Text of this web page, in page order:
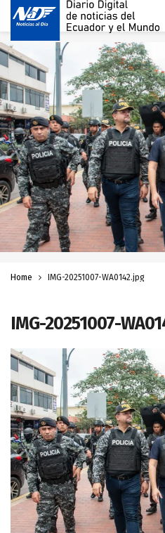
Home IMG-20251007-WA0142.jpg
IMG-20251007-